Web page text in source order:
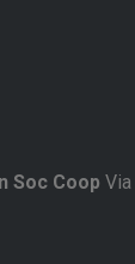
Soc Coop